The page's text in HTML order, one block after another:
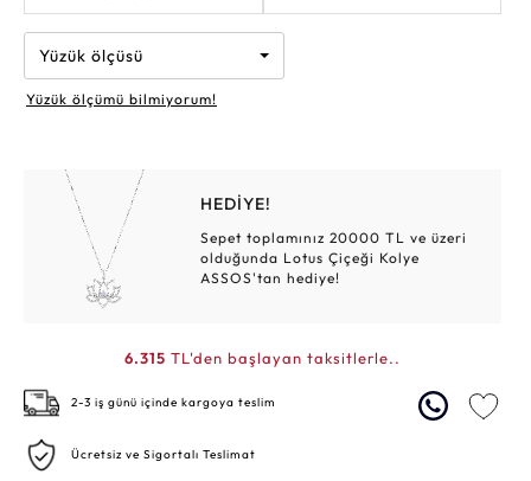
Yüzük ölçüsü
Yüzük ölçümü bilmiyorum!
HEDİYE!
Sepet toplamınız 20000 TL ve üzeri
olduğunda Lotus Çiçeği Kolye
ASSOS'tan hediye!
6.315 TL'den başlayan taksitlerle..
2-3 iş günü içinde kargoya teslim
Ücretsiz ve Sigortalı Teslimat